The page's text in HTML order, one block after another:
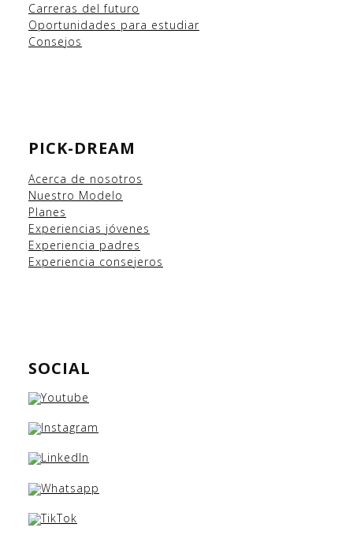
Carreras del futuro
Oportunidades para estudiar
Consejos
PICK-DREAM
Acerca de nosotros
Nuestro Modelo
Planes
Experiencias jóvenes
Experiencia padres
Experiencia consejeros
SOCIAL